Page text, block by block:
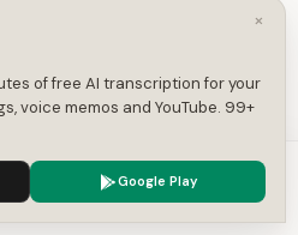
×
of free AI transcription for your
voice memos and YouTube. 99+
Google Play